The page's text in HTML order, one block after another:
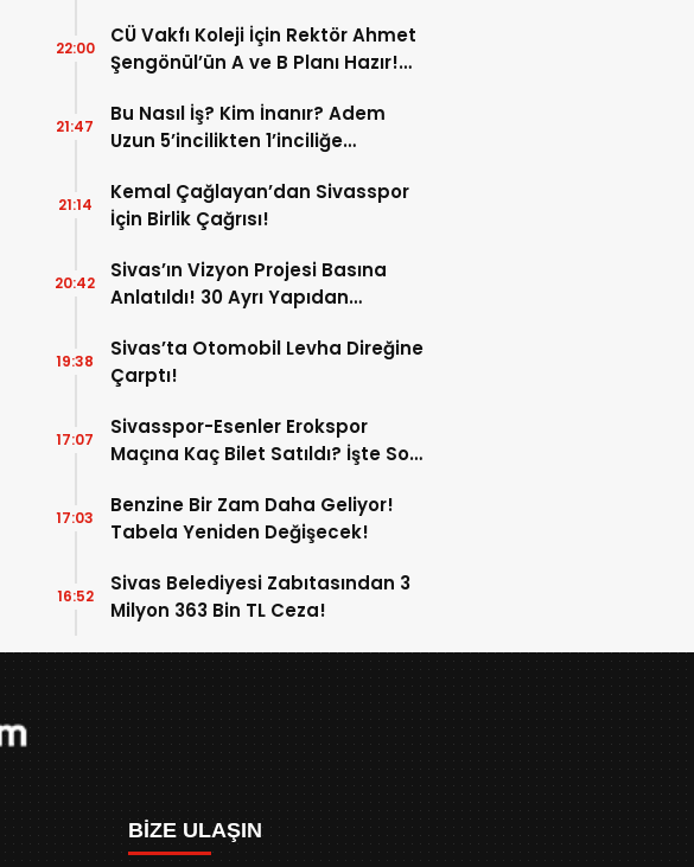
CÜ Vakfı Koleji İçin Rektör Ahmet
Şengönül’ün A ve B Planı Hazır!
Çözmek!
22:00
Bu Nasıl İş? Kim İnanır? Adem
Uzun 5’incilikten 1’inciliğe
21:47
Kemal Çağlayan’dan Sivasspor
İçin Birlik Çağrısı!
21:14
Sivas’ın Vizyon Projesi Basına
Anlatıldı! 30 Ayrı Yapıdan
20:42
Sivas’ta Otomobil Levha Direğine
Çarptı!
19:38
Sivasspor-Esenler Erokspor
Maçına Kaç Bilet Satıldı? İşte Son
17:07
Benzine Bir Zam Daha Geliyor!
Tabela Yeniden Değişecek!
17:03
Sivas Belediyesi Zabıtasından 3
Milyon 363 Bin TL Ceza!
16:52
BİZE ULAŞIN